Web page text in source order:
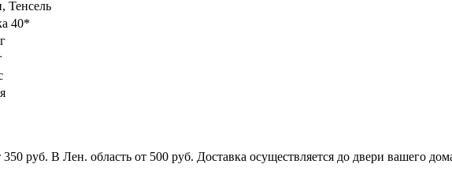
Тенсель
40*
руб. В Лен. область от 500 руб. Доставка осуществляется до двери вашего